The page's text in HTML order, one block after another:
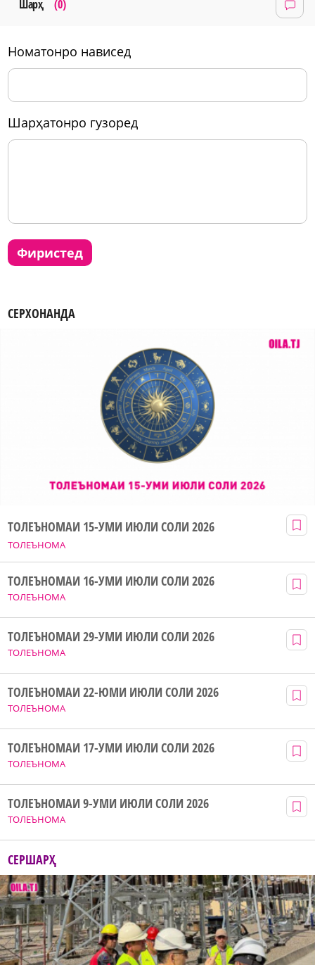
Шарҳ (0)
номатонро нависед
шарҳатонро гузоред
фиристед
СЕРХОНАНДА
ТОЛЕЪНОМА
ТОЛЕЪНОМАИ 15-УМИ ИЮЛИ СОЛИ 2026
ТОЛЕЪНОМА
ТОЛЕЪНОМАИ 16-УМИ ИЮЛИ СОЛИ 2026
ТОЛЕЪНОМА
ТОЛЕЪНОМАИ 29-УМИ ИЮЛИ СОЛИ 2026
ТОЛЕЪНОМА
ТОЛЕЪНОМАИ 22-ЮМИ ИЮЛИ СОЛИ 2026
ТОЛЕЪНОМА
ТОЛЕЪНОМАИ 17-УМИ ИЮЛИ СОЛИ 2026
ТОЛЕЪНОМА
ТОЛЕЪНОМАИ 9-УМИ ИЮЛИ СОЛИ 2026
СЕРШАРҲ